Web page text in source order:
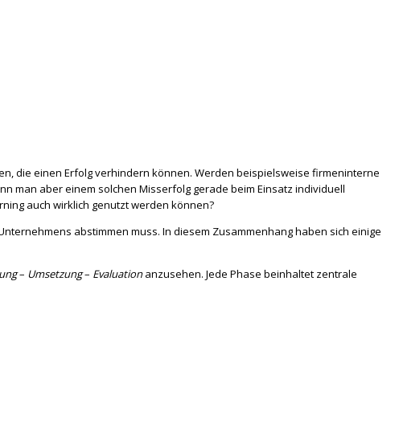
die einen Erfolg verhindern können. Werden beispielsweise firmeninterne
man aber einem solchen Misserfolg gerade beim Einsatz individuell
auch wirklich genutzt werden können?
abstimmen muss. In diesem Zusammenhang haben sich einige
– Umsetzung– Evaluationanzusehen. Jede Phase beinhaltet zentrale